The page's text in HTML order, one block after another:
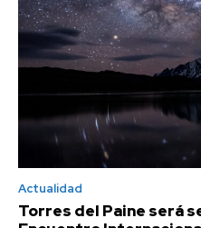
Actualidad
Torres del Paine será